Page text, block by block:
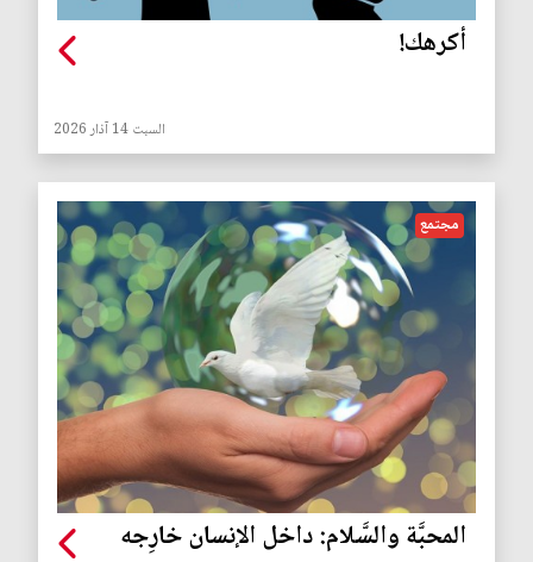
أكرهك!
السبت 14 آذار 2026
مجتمع
المحبَّة والسَّلام: داخل الإنسان خارِجه